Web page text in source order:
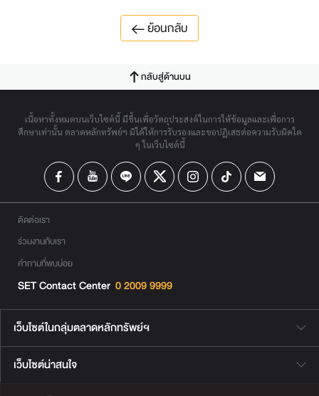
ย้อนกลับ
กลับสู่ด้านบน
เนื้อหาทั้งหมดบนเว็บไซต์นี้ มีขึ้นเพื่อวัตถุประสงค์ในการให้ข้อมูลและเพื่อการ
ศึกษาเท่านั้น ตลาดหลักทรัพย์ฯ มิได้ให้การรับรองและขอปฏิเสธต่อความรับผิดใด
ๆ ในเว็บไซต์นี้
ติดต่อเรา
ร่วมงานกับเรา
คำถามที่พบบ่อย
SET Contact Center 0 2009 9999
เว็บไซต์ในกลุ่มตลาดหลักทรัพย์ฯ
เว็บไซต์น่าสนใจ